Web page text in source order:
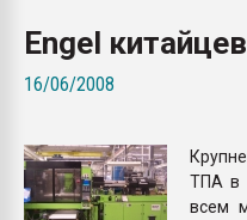
Engel
16/06/2008
ТПА в
всем